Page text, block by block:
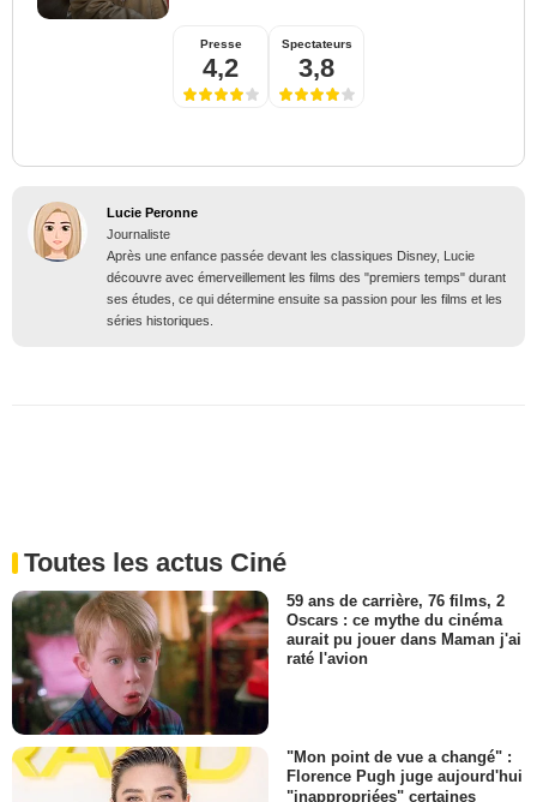
Presse
4,2
Spectateurs
3,8
Lucie Peronne
Journaliste
Après une enfance passée devant les classiques Disney, Lucie
découvre avec émerveillement les films des "premiers temps" durant
ses études, ce qui détermine ensuite sa passion pour les films et les
séries historiques.
Toutes les actus Ciné
59 ans de carrière, 76 films, 2
Oscars : ce mythe du cinéma
aurait pu jouer dans Maman j'ai
raté l'avion
"Mon point de vue a changé" :
Florence Pugh juge aujourd'hui
"inappropriées" certaines